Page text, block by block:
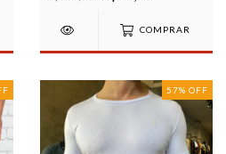
COMPRAR
57% OFF